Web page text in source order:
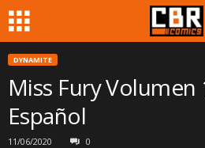
DYNAMITE
Miss Fury Volumen
Español
11/06/2020 0